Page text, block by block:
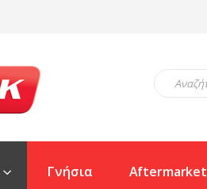
Γνήσια Aftermarket